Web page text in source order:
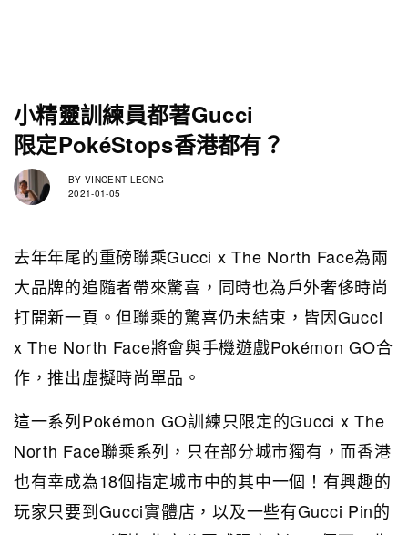
小精靈訓練員都著Gucci
限定PokéStops香港都有？
BY VINCENT LEONG
2021-01-05
去年年尾的重磅聯乘Gucci x The North Face為兩
大品牌的追隨者帶來驚喜，同時也為戶外奢侈時尚
打開新一頁。但聯乘的驚喜仍未結束，皆因Gucci
x The North Face將會與手機遊戲Pokémon GO合
作，推出虛擬時尚單品。
這一系列Pokémon GO訓練只限定的Gucci x The
North Face聯乘系列，只在部分城市獨有，而香港
也有幸成為18個指定城市中的其中一個！有興趣的
玩家只要到Gucci實體店，以及一些有Gucci Pin的